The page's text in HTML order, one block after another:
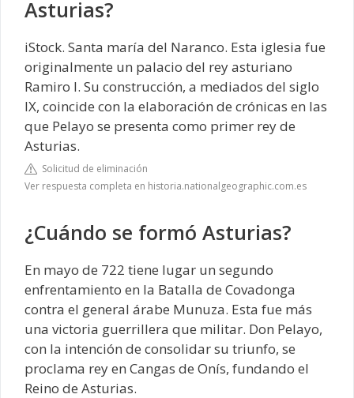
Asturias?
iStock. Santa maría del Naranco. Esta iglesia fue
originalmente un palacio del rey asturiano
Ramiro I. Su construcción, a mediados del siglo
IX, coincide con la elaboración de crónicas en las
que Pelayo se presenta como primer rey de
Asturias.
Solicitud de eliminación
Ver respuesta completa en historia.nationalgeographic.com.es
¿Cuándo se formó Asturias?
En mayo de 722 tiene lugar un segundo
enfrentamiento en la Batalla de Covadonga
contra el general árabe Munuza. Esta fue más
una victoria guerrillera que militar. Don Pelayo,
con la intención de consolidar su triunfo, se
proclama rey en Cangas de Onís, fundando el
Reino de Asturias.